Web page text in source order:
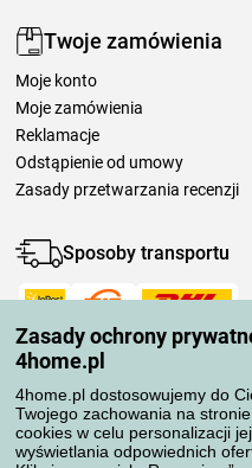
Zasady ochrony
4home.pl
4home.pl dostosowujemy do
Twojego zachowania na
cookies w celu personalizacji
wyświetlania odpowiednich
Twoje zamówienia
Moje konto
Moje zamówienia
Reklamacje
Odstąpienie od umowy
Zasady przetwarzania recenzji
Sposoby transportu
Metody płatności
Niezawodny sklep